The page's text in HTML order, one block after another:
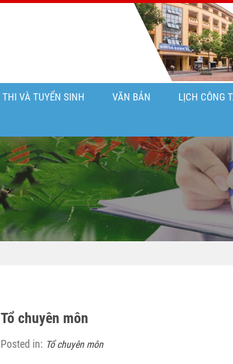
THI VÀ TUYỂN SINH VĂN BẢN LỊCH CÔNG
Tổ chuyên môn
Posted in: Tổ chuyên môn